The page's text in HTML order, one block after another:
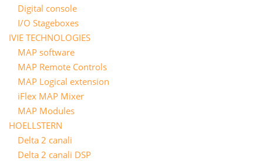
Digital console
I/O Stageboxes
IVIE TECHNOLOGIES
MAP software
MAP Remote Controls
MAP Logical extension
iFlex MAP Mixer
MAP Modules
HOELLSTERN
Delta 2 canali
Delta 2 canali DSP